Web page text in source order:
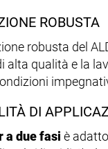
ROBUSTA
robusta del
alta qualità e la
DI
a due fasi è